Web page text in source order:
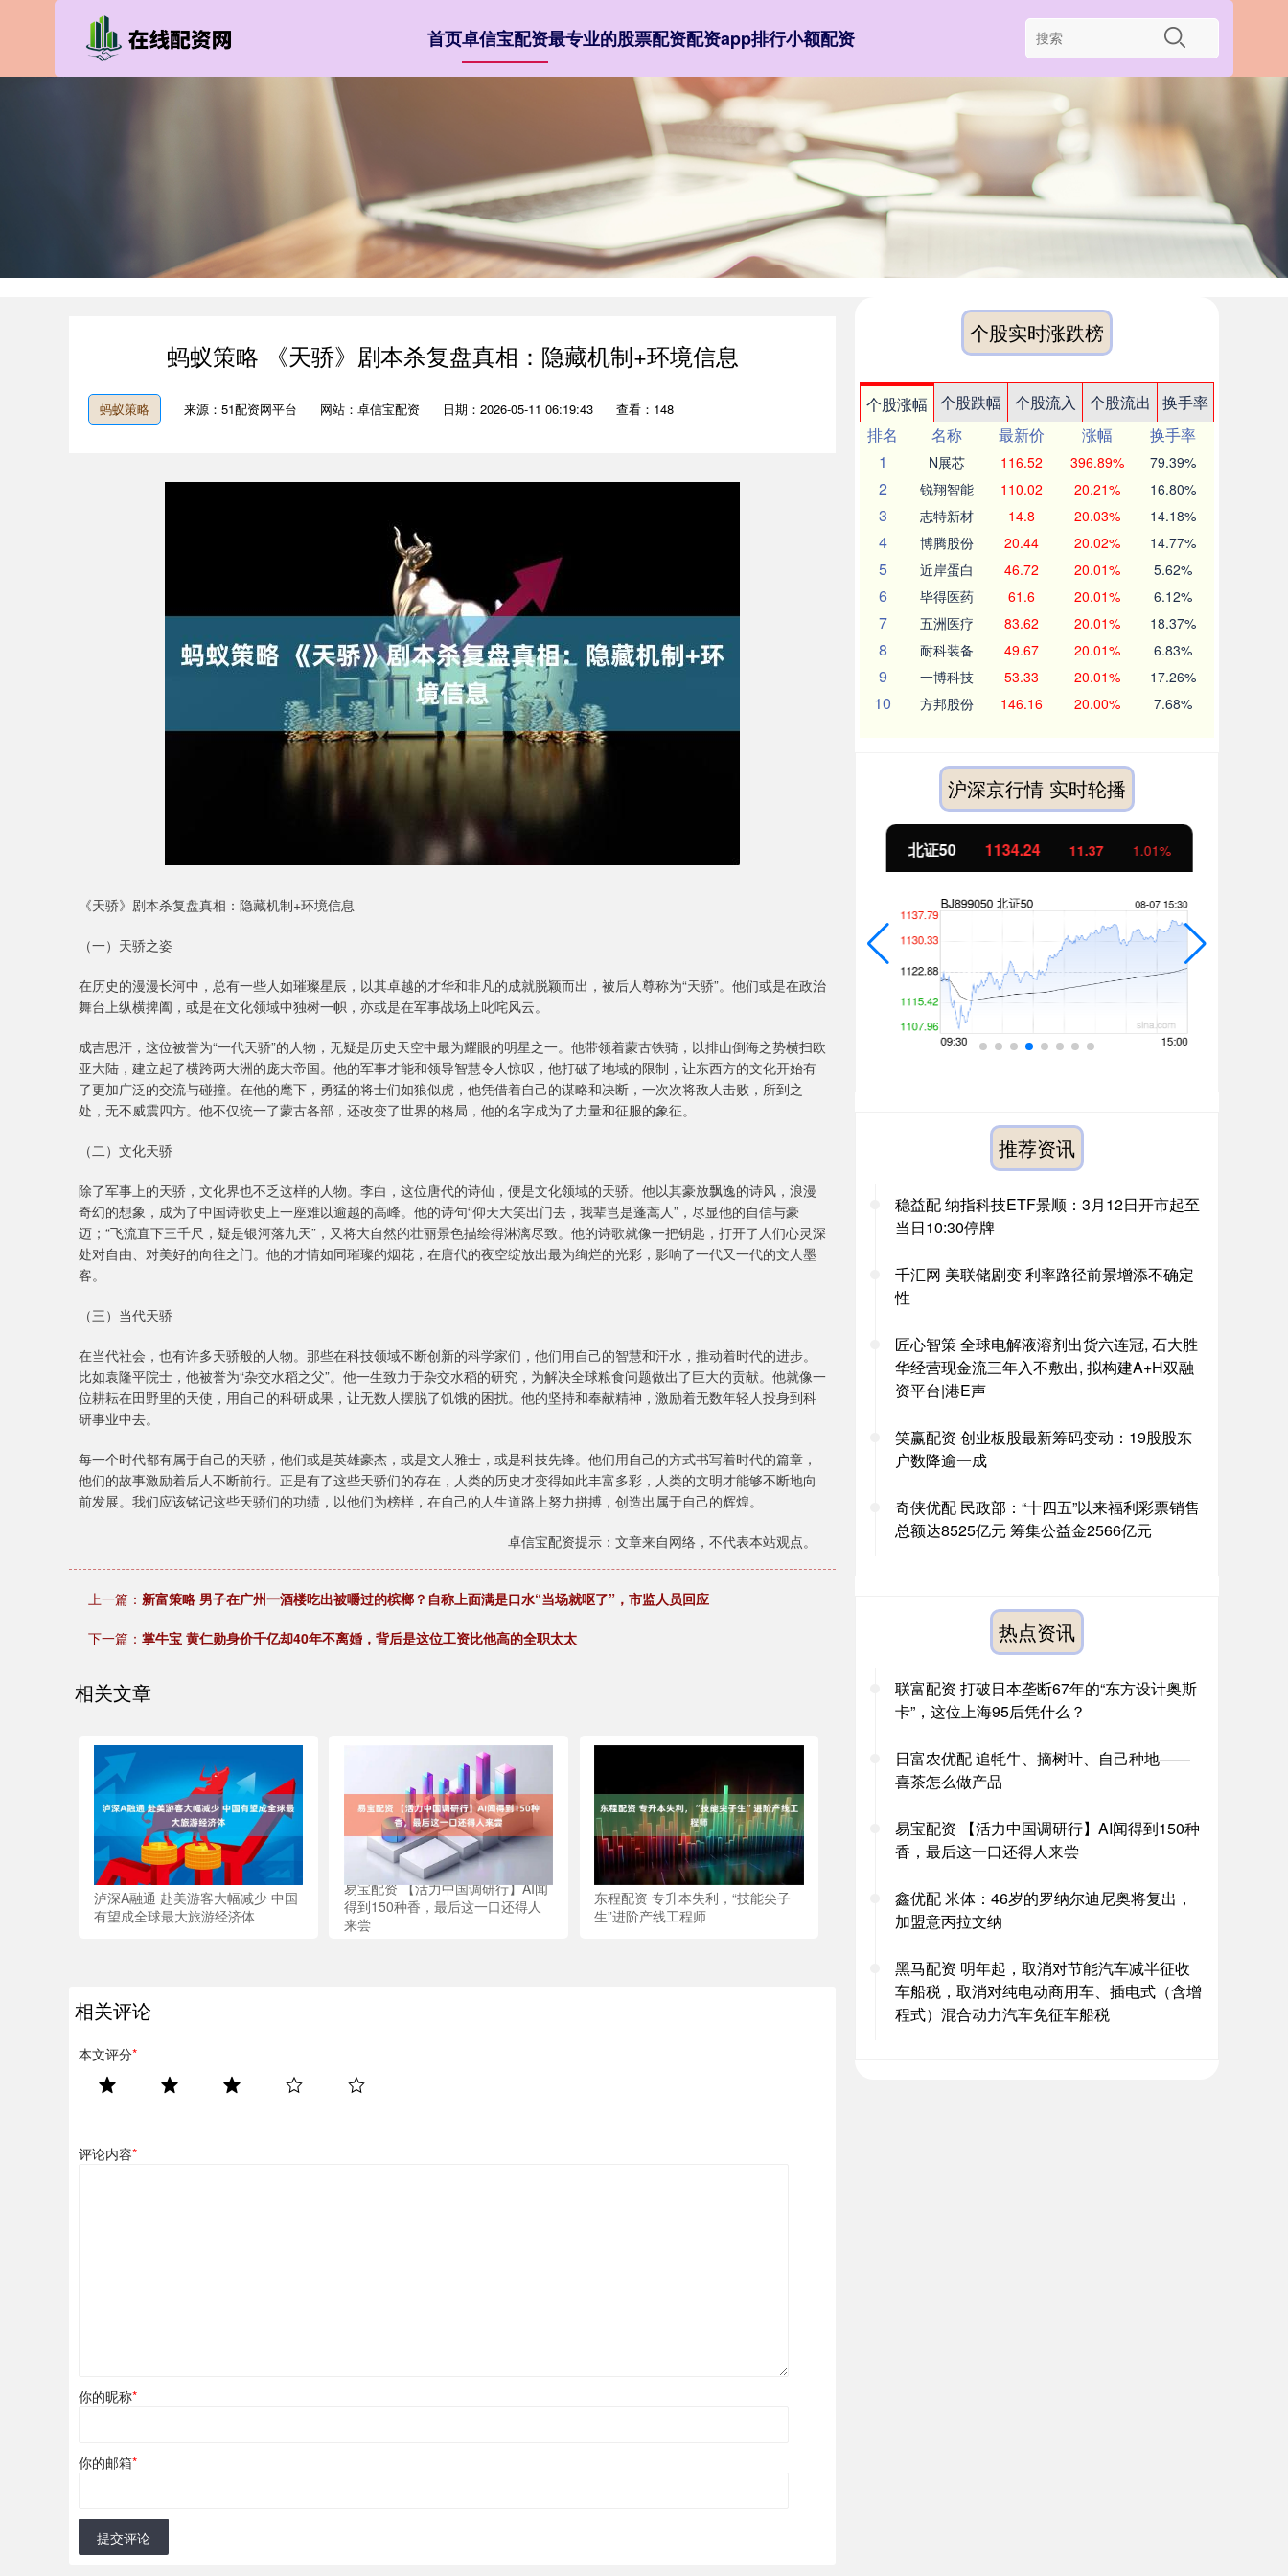
首页卓信宝配资最专业的股票配资配资app排行小额配资
蚂蚁策略 《天骄》剧本杀复盘真相：隐藏机制+环境信息
蚂蚁策略 来源：51配资网平台 网站：卓信宝配资 日期：2026-05-11 06:19:43 查看：148
《天骄》剧本杀复盘真相：隐藏机制+环境信息
（一）天骄之姿
在历史的漫漫长河中，总有一些人如璀璨星辰，以其卓越的才华和非凡的成就脱颖而出，被后人尊称为“天骄”。他们或是在政治
舞台上纵横捭阖，或是在文化领域中独树一帜，亦或是在军事战场上叱咤风云。
成吉思汗，这位被誉为“一代天骄”的人物，无疑是历史天空中最为耀眼的明星之一。他带领着蒙古铁骑，以排山倒海之势横扫欧
亚大陆，建立起了横跨两大洲的庞大帝国。他的军事才能和领导智慧令人惊叹，他打破了地域的限制，让东西方的文化开始有
了更加广泛的交流与碰撞。在他的麾下，勇猛的将士们如狼似虎，他凭借着自己的谋略和决断，一次次将敌人击败，所到之
处，无不威震四方。他不仅统一了蒙古各部，还改变了世界的格局，他的名字成为了力量和征服的象征。
（二）文化天骄
除了军事上的天骄，文化界也不乏这样的人物。李白，这位唐代的诗仙，便是文化领域的天骄。他以其豪放飘逸的诗风，浪漫
奇幻的想象，成为了中国诗歌史上一座难以逾越的高峰。他的诗句“仰天大笑出门去，我辈岂是蓬蒿人”，尽显他的自信与豪
迈；“飞流直下三千尺，疑是银河落九天”，又将大自然的壮丽景色描绘得淋漓尽致。他的诗歌就像一把钥匙，打开了人们心灵深
处对自由、对美好的向往之门。他的才情如同璀璨的烟花，在唐代的夜空绽放出最为绚烂的光彩，影响了一代又一代的文人墨
客。
（三）当代天骄
在当代社会，也有许多天骄般的人物。那些在科技领域不断创新的科学家们，他们用自己的智慧和汗水，推动着时代的进步。
比如袁隆平院士，他被誉为“杂交水稻之父”。他一生致力于杂交水稻的研究，为解决全球粮食问题做出了巨大的贡献。他就像一
位耕耘在田野里的天使，用自己的科研成果，让无数人摆脱了饥饿的困扰。他的坚持和奉献精神，激励着无数年轻人投身到科
研事业中去。
每一个时代都有属于自己的天骄，他们或是英雄豪杰，或是文人雅士，或是科技先锋。他们用自己的方式书写着时代的篇章，
他们的故事激励着后人不断前行。正是有了这些天骄们的存在，人类的历史才变得如此丰富多彩，人类的文明才能够不断地向
前发展。我们应该铭记这些天骄们的功绩，以他们为榜样，在自己的人生道路上努力拼搏，创造出属于自己的辉煌。
卓信宝配资提示：文章来自网络，不代表本站观点。
上一篇： 新富策略 男子在广州一酒楼吃出被嚼过的槟榔？自称上面满是口水“当场就呕了”，市监人员回应
下一篇： 掌牛宝 黄仁勋身价千亿却40年不离婚，背后是这位工资比他高的全职太太
相关文章
泸深A融通 赴美游客大幅减少 中国
有望成全球最大旅游经济体
易宝配资 【活力中国调研行】AI闻
得到150种香，最后这一口还得人
来尝
东程配资 专升本失利，“技能尖子
生”进阶产线工程师
相关评论
本文评分*
评论内容*
你的昵称*
你的邮箱*
提交评论
个股实时涨跌榜
个股涨幅 个股跌幅 个股流入 个股流出
换手率
排名
名称 最新价 涨幅
换手率
1
N展芯 116.52 396.89% 79.39%
2 锐翔智能 110.02 20.21% 16.80%
3 志特新材 14.8 20.03% 14.18%
4 博腾股份 20.44 20.02% 14.77%
5 近岸蛋白 46.72 20.01% 5.62%
6 毕得医药 61.6 20.01% 6.12%
7 五洲医疗 83.62 20.01% 18.37%
8 耐科装备 49.67 20.01% 6.83%
9 一博科技 53.33 20.01% 17.26%
10 方邦股份 146.16 20.00% 7.68%
沪深京行情 实时轮播
1.42% 北证50 1134.24 11.37 1.01%
推荐资讯
稳益配 纳指科技ETF景顺：3月12日开市起至
当日10:30停牌
千汇网 美联储剧变 利率路径前景增添不确定
性
匠心智策 全球电解液溶剂出货六连冠, 石大胜
华经营现金流三年入不敷出, 拟构建A+H双融
资平台|港E声
笑赢配资 创业板股最新筹码变动：19股股东
户数降逾一成
奇侠优配 民政部：“十四五”以来福利彩票销售
总额达8525亿元 筹集公益金2566亿元
热点资讯
联富配资 打破日本垄断67年的“东方设计奥斯
卡”，这位上海95后凭什么？
日富农优配 追牦牛、摘树叶、自己种地——
喜茶怎么做产品
易宝配资 【活力中国调研行】AI闻得到150种
香，最后这一口还得人来尝
鑫优配 米体：46岁的罗纳尔迪尼奥将复出，
加盟意丙拉文纳
黑马配资 明年起，取消对节能汽车减半征收
车船税，取消对纯电动商用车、插电式（含增
程式）混合动力汽车免征车船税